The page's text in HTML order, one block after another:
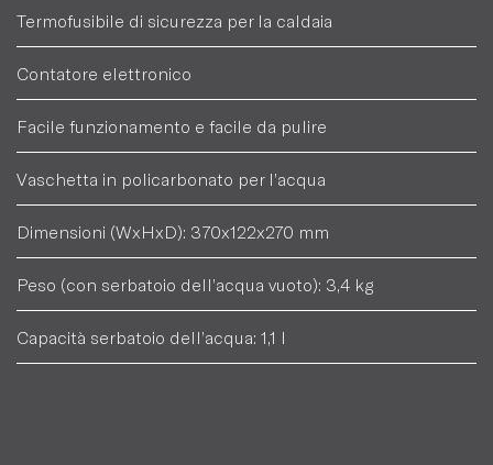
Termofusibile di sicurezza per la caldaia
Contatore elettronico
Facile funzionamento e facile da pulire
Vaschetta in policarbonato per l’acqua
Dimensioni (WxHxD): 370x122x270 mm
Peso (con serbatoio dell’acqua vuoto): 3,4 kg
Capacità serbatoio dell’acqua: 1,1 l